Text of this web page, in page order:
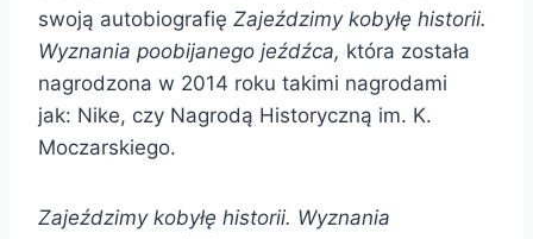
swoją autobiografię Zajeździmy kobyłę historii.
Wyznania poobijanego jeźdźca, która została
nagrodzona w 2014 roku takimi nagrodami
jak: Nike, czy Nagrodą Historyczną im. K.
Moczarskiego.
Zajeździmy kobyłę historii. Wyznania